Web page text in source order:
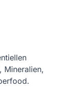
Mineralien,